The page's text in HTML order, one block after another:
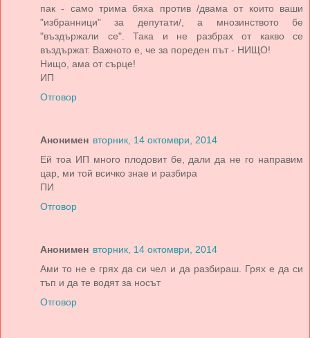
пак - само трима бяха против /двама от които ваши
"избранници" за депутати/, а мнозинството бе
"въздържали се". Така и не разбрах от какво се
въздържат. Важното е, че за пореден път - НИЩО!
Нищо, ама от сърце!
ИП
Отговор
Анонимен вторник, 14 октомври, 2014
Ей тоа ИП много плодовит бе, дали да не го направим
цар, ми той всичко знае и разбира
ПИ
Отговор
Анонимен вторник, 14 октомври, 2014
Ами то не е грях да си чел и да разбираш. Грях е да си
тъп и да те водят за носът
Отговор